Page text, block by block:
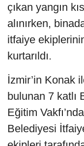
çıkan yangın
alınırken,
itfaiye
kurtarıldı.
İzmir’in Konak
bulunan 7 katlı
Eğitim
Belediyesi